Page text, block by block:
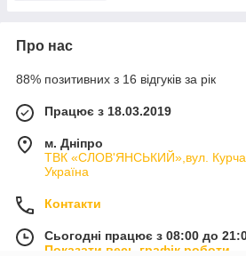
Про нас
88% позитивних з 16 відгуків за рік
Працює з 18.03.2019
м. Дніпро
ТВК «СЛОВ'ЯНСЬКИЙ»,вул.
Україна
Контакти
Сьогодні працює з 08:00 до
Показати весь графік роботи